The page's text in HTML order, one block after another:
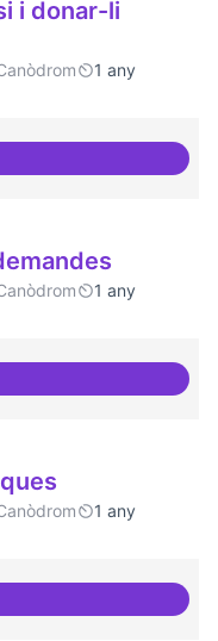
i donar-li
1 any
la gent expressi i
1 any
de rebuda de
1 any
democràtiques